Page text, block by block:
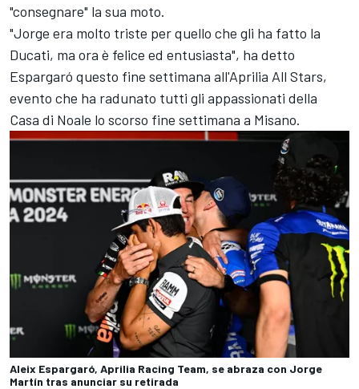
"consegnare" la sua moto.
"Jorge era molto triste per quello che gli ha fatto la
Ducati, ma ora è felice ed entusiasta", ha detto
Espargaró questo fine settimana all'Aprilia All Stars,
evento che ha radunato tutti gli appassionati della
Casa di Noale lo scorso fine settimana a Misano.
Aleix Espargaró, Aprilia Racing Team, se abraza con Jorge
Martín tras anunciar su retirada